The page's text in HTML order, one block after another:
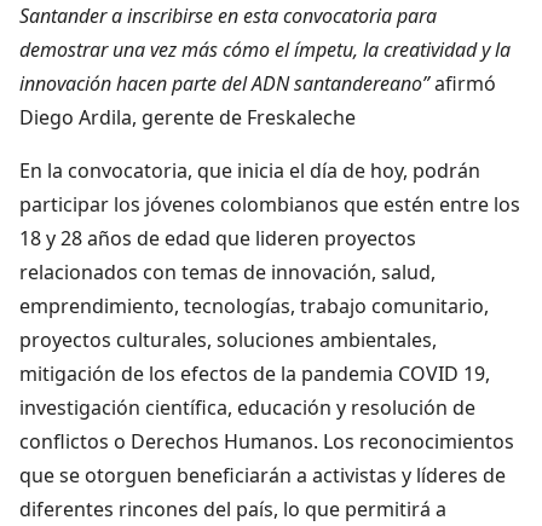
Santander a inscribirse en esta convocatoria para
demostrar una vez más cómo el ímpetu, la creatividad y la
innovación hacen parte del ADN santandereano”afirmó
Diego Ardila, gerente de Freskaleche
En la convocatoria, que inicia el día de hoy, podrán
participar los jóvenes colombianos que estén entre los
18 y 28 años de edad que lideren proyectos
relacionados con temas de innovación, salud,
emprendimiento, tecnologías, trabajo comunitario,
proyectos culturales, soluciones ambientales,
mitigación de los efectos de la pandemia COVID 19,
investigación científica, educación y resolución de
conflictos o Derechos Humanos. Los reconocimientos
que se otorguen beneficiarán a activistas y líderes de
diferentes rincones del país, lo que permitirá a